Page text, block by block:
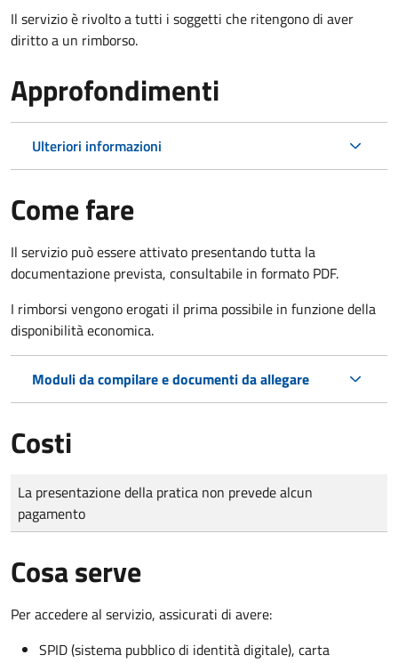
Il servizio è rivolto a tutti i soggetti che ritengono di aver
diritto a un rimborso.
Approfondimenti
Ulteriori informazioni
Come fare
Il servizio può essere attivato presentando tutta la
documentazione prevista, consultabile in formato PDF.
I rimborsi vengono erogati il prima possibile in funzione della
disponibilità economica.
Moduli da compilare e documenti da allegare
Costi
Tipo di pagamento
Importo
La presentazione della pratica non prevede alcun
pagamento
Cosa serve
Per accedere al servizio, assicurati di avere:
SPID (sistema pubblico di identità digitale), carta